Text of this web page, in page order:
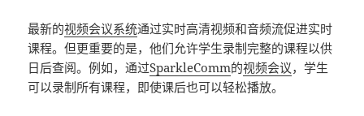
最新的视频会议系统通过实时高清视频和音频流促进实时
课程。但更重要的是，他们允许学生录制完整的课程以供
日后查阅。例如，通过SparkleComm的视频会议，学生
可以录制所有课程，即使课后也可以轻松播放。